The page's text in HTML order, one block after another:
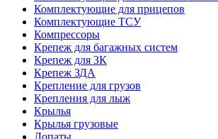
Комплектующие для прицепов
Комплектующие ТСУ
Компрессоры
Крепеж для багажных систем
Крепеж для ЗК
Крепеж ЗДА
Крепление для грузов
Крепления для лыж
Крылья
Крылья грузовые
Лопаты